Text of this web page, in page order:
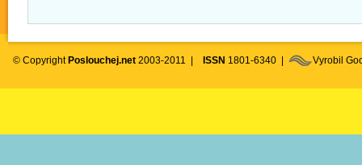
© Copyright Poslouchej.net 2003-2011 | ISSN 1801-6340 | Vyrobil